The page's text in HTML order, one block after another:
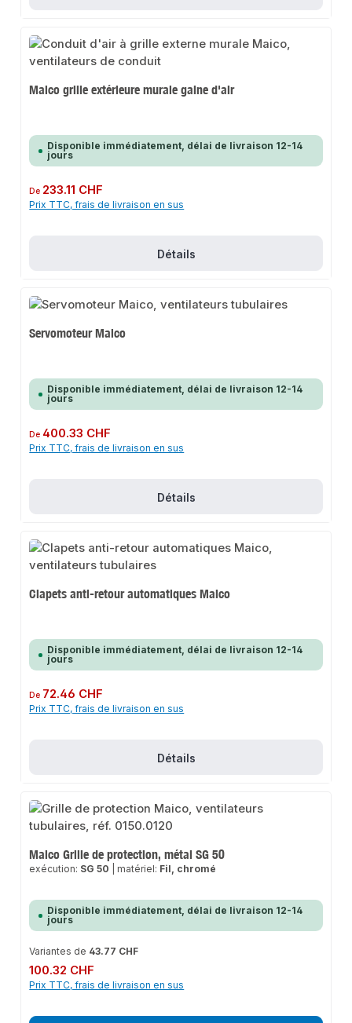
Maico grille extérieure murale gaine d'air
Disponible immédiatement, délai de livraison 12-14
jours
Prix régulier :
De 233.11 CHF
Prix TTC, frais de livraison en sus
Détails
Servomoteur Maico
Disponible immédiatement, délai de livraison 12-14
jours
Prix régulier :
De 400.33 CHF
Prix TTC, frais de livraison en sus
Détails
Clapets anti-retour automatiques Maico
Disponible immédiatement, délai de livraison 12-14
jours
Prix régulier :
De 72.46 CHF
Prix TTC, frais de livraison en sus
Détails
Maico Grille de protection, métal SG 50
exécution: SG 50 matériel: Fil, chromé
Disponible immédiatement, délai de livraison 12-14
jours
Variantes de 43.77 CHF
Prix régulier :
100.32 CHF
Prix TTC, frais de livraison en sus